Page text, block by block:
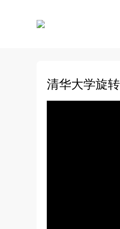
清华大学旋